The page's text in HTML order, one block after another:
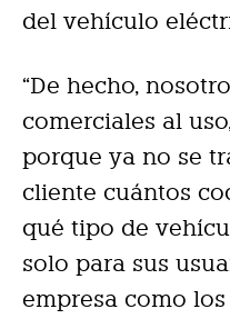
del vehículo
“De hecho,
comerciales al
porque ya no se
cliente cuántos
qué tipo de
solo para sus
empresa como